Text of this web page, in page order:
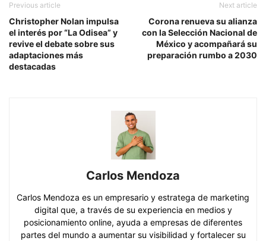
Previous article
Christopher Nolan impulsa
el interés por “La Odisea” y
revive el debate sobre sus
adaptaciones más
destacadas
Next article
Corona renueva su alianza
con la Selección Nacional de
México y acompañará su
preparación rumbo a 2030
Carlos Mendoza
Carlos Mendoza es un empresario y estratega de marketing
digital que, a través de su experiencia en medios y
posicionamiento online, ayuda a empresas de diferentes
partes del mundo a aumentar su visibilidad y fortalecer su